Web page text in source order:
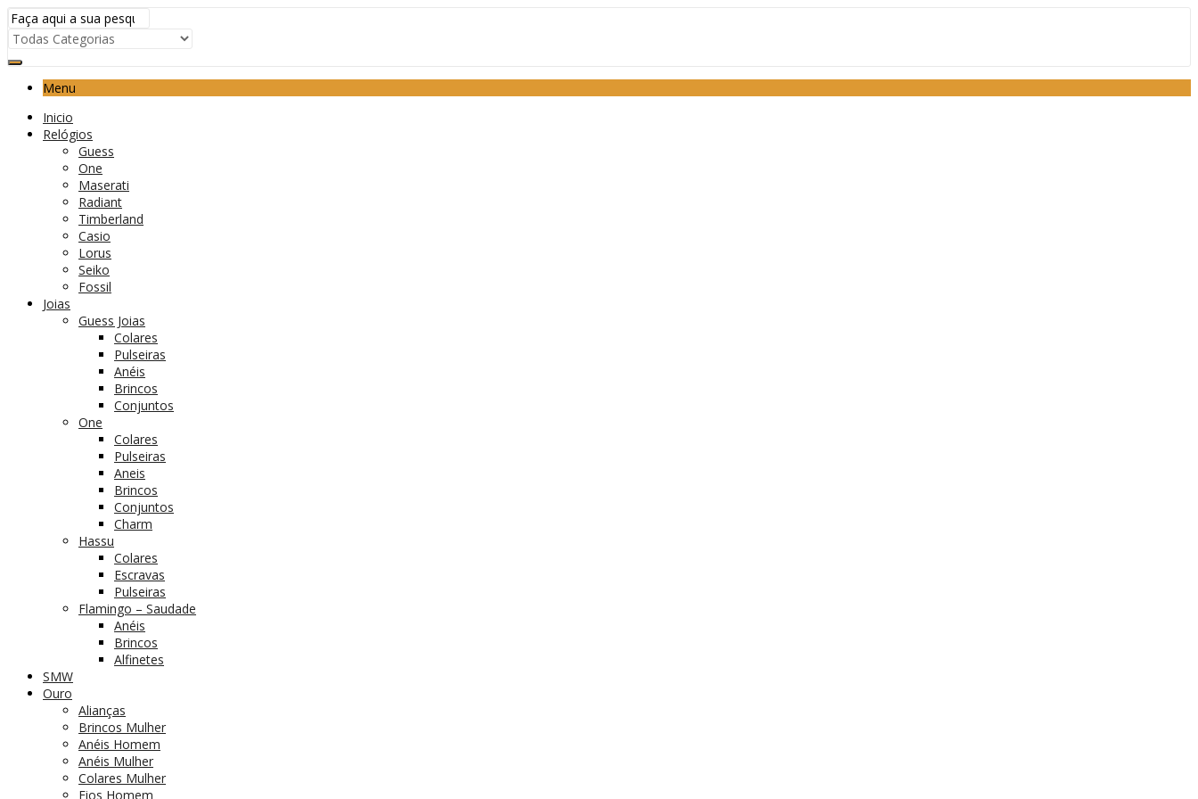
Menu
Inicio
Relógios
Guess
One
Maserati
Radiant
Timberland
Casio
Lorus
Seiko
Fossil
Joias
Guess Joias
Colares
Pulseiras
Anéis
Brincos
Conjuntos
One
Colares
Pulseiras
Aneis
Brincos
Conjuntos
Charm
Hassu
Colares
Escravas
Pulseiras
Flamingo – Saudade
Anéis
Brincos
Alfinetes
SMW
Ouro
Alianças
Brincos Mulher
Anéis Homem
Anéis Mulher
Colares Mulher
Fios Homem